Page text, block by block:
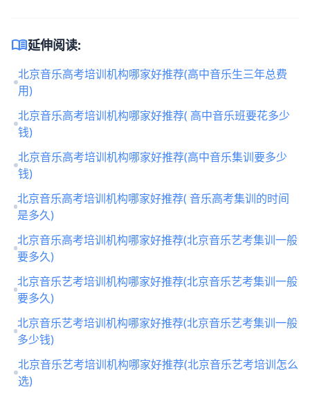
menu_book延伸阅读:
北京音乐高考培训机构哪家好推荐(高中音乐生三年总费
用)
北京音乐高考培训机构哪家好推荐( 高中音乐班要花多少
钱)
北京音乐高考培训机构哪家好推荐(高中音乐集训要多少
钱)
北京音乐高考培训机构哪家好推荐( 音乐高考集训的时间
是多久)
北京音乐高考培训机构哪家好推荐(北京音乐艺考集训一般
要多久)
北京音乐艺考培训机构哪家好推荐(北京音乐艺考集训一般
要多久)
北京音乐艺考培训机构哪家好推荐(北京音乐艺考集训一般
多少钱)
北京音乐艺考培训机构哪家好推荐(北京音乐艺考培训怎么
选)